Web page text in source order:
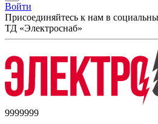
Войти
Присоединяйтесь к нам в
ТД «Электроснаб»
9999999